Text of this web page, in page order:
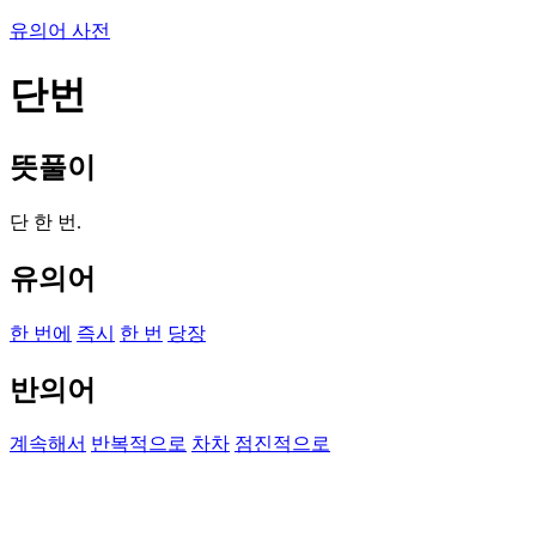
유의어 사전
단번
뜻풀이
단 한 번.
유의어
한 번에 즉시 한 번 당장
반의어
계속해서 반복적으로 차차 점진적으로